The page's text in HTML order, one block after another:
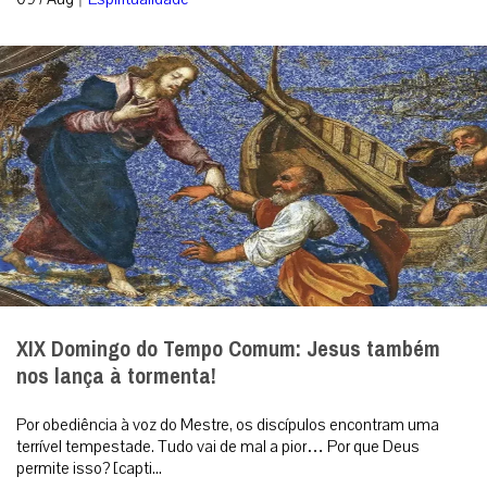
XIX Domingo do Tempo Comum: Jesus também
nos lança à tormenta!
Por obediência à voz do Mestre, os discípulos encontram uma
terrível tempestade. Tudo vai de mal a pior… Por que Deus
permite isso? [capti...